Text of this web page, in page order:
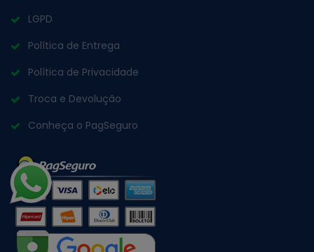
LGPD
Política de Entrega
Política de Privacidade
Troca e Devolução
Conheça o PagSeguro